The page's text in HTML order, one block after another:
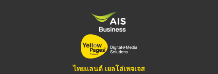
ไทยแลนด์ เยลโล่เพจเจส